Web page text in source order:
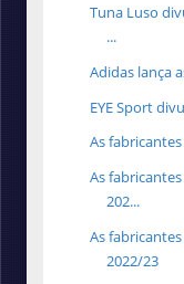
Tuna Luso
...
Adidas lança
EYE Sport
As
As
202...
As
2022/23